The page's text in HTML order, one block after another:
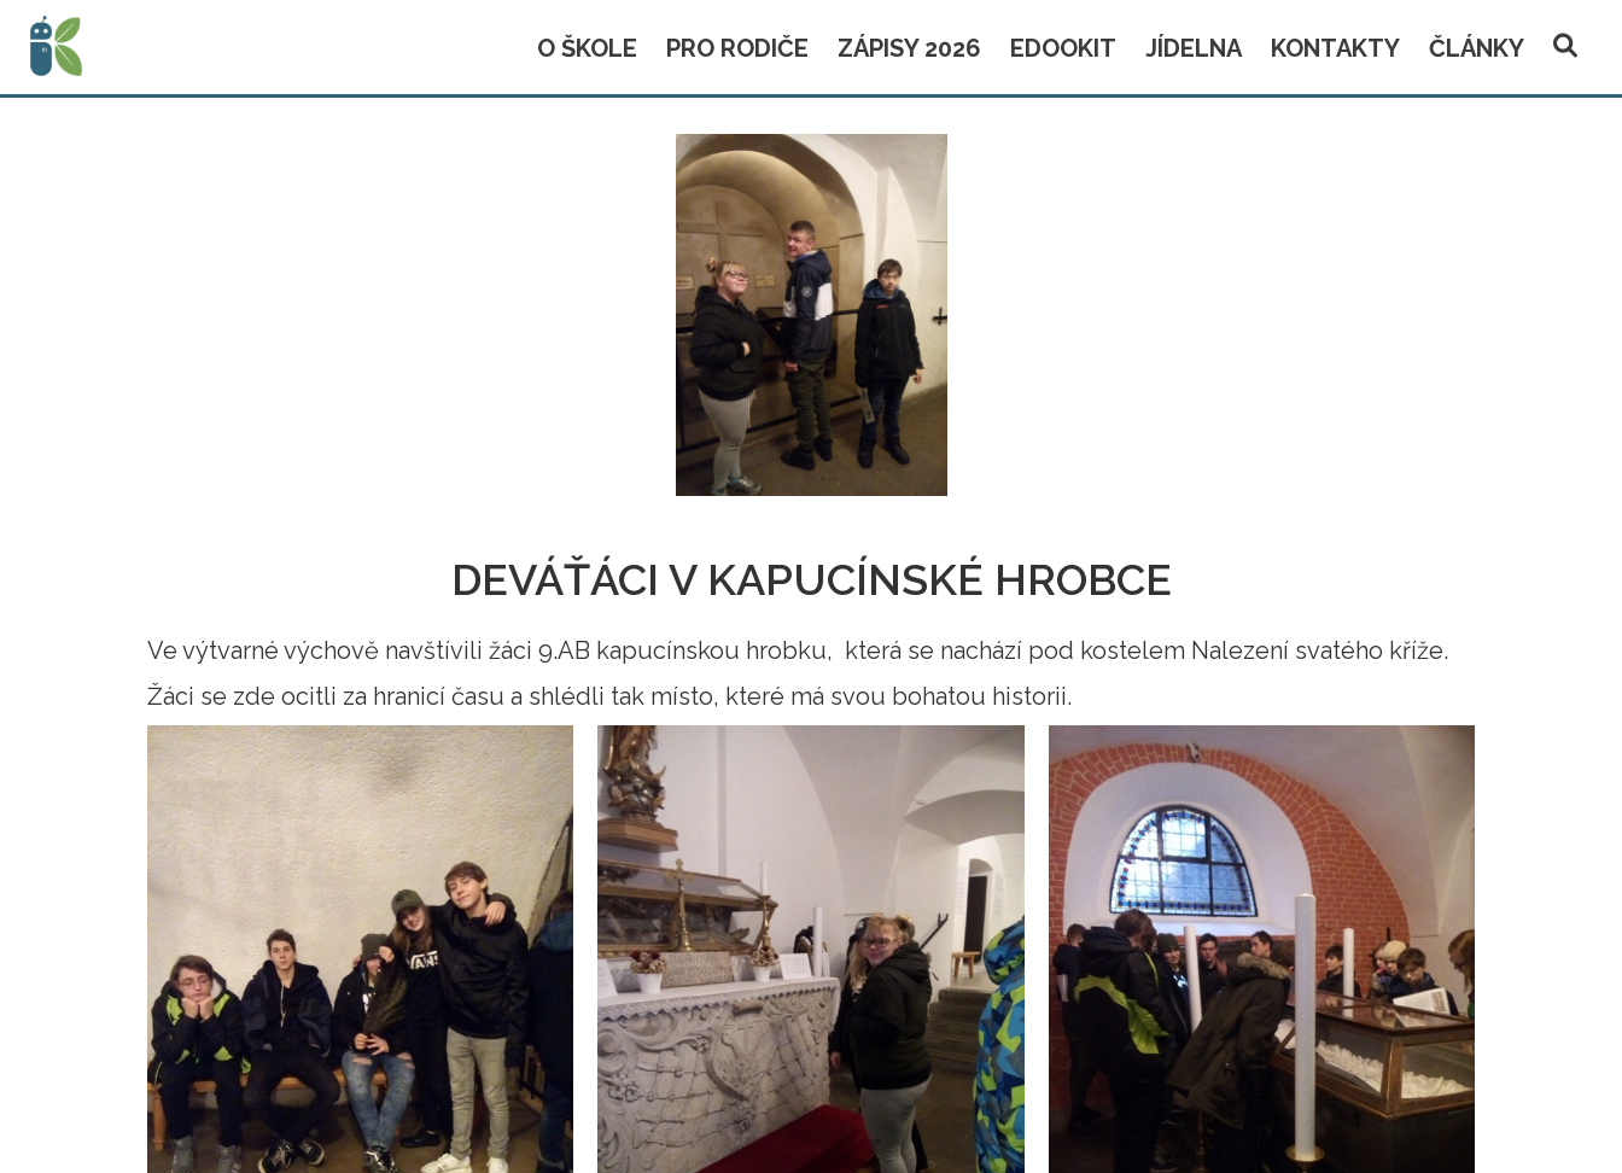
O ŠKOLE PRO RODIČE ZÁPISY 2026 EDOOKIT JÍDELNA KONTAKTY ČLÁNKY
DEVÁŤÁCI V KAPUCÍNSKÉ HROBCE
Ve výtvarné výchově navštívili žáci 9.AB kapucínskou hrobku, která se nachází pod kostelem Nalezení svatého kříže.
Žáci se zde ocitli za hranicí času a shlédli tak místo, které má svou bohatou historii.